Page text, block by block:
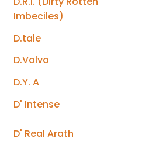
Imbeciles)
D.tale
D.Volvo
D.Y. A
D' Intense
D' Real Arath